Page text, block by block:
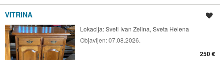
VITRINA
Lokacija:Sveti Ivan Zelina, Sveta Helena
Objavljen:07.08.2026.
250 €